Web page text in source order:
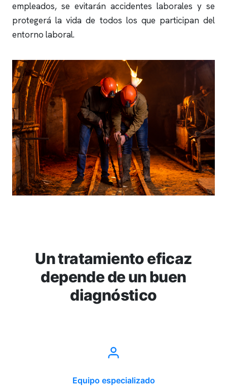
empleados, se evitarán accidentes laborales y se
protegerá la vida de todos los que participan del
entorno laboral.
Un tratamiento eficaz
depende de un buen
diagnóstico
Equipo especializado